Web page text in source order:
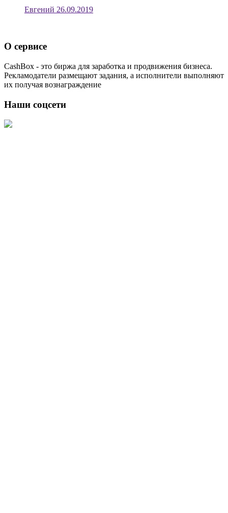
Евгений 26.09.2019
О сервисе
CashBox - это биржа для заработка и продвижения бизнеса.
Рекламодатели размещают задания, а исполнители выполняют
их получая вознаграждение
Наши соцсети